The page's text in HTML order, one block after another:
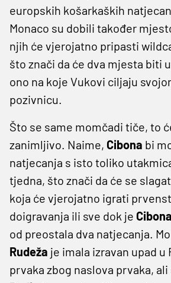
europskih košarkaških
Monaco su dobili također
njih će vjerojatno pripasti
što znači da će dva mjesta biti
ono na koje Vukovi ciljaju
pozivnicu.
Što se same momčadi tiče, to
zanimljivo. Naime, Cibona bi
natjecanja s isto toliko
tjedna, što znači da će se
koja će vjerojatno igrati
doigravanja ili sve dok je Cibona
od preostala dva natjecanja.
Rudeža je imala izravan upad u
prvaka zbog naslova prvaka,